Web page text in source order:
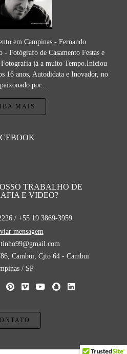
em Campinas - Fernando
Fotógrafo de Casamento Festas e
Fotografia já a muito Tempo.Iniciou
16 anos, Autodidata e Inovador, no
por...
MAIS
TRABALHO DE
E VIDEO?
/ +55 19 3869-3959
mensagem
Cambui, Cjto 64 - Cambui
/ SP